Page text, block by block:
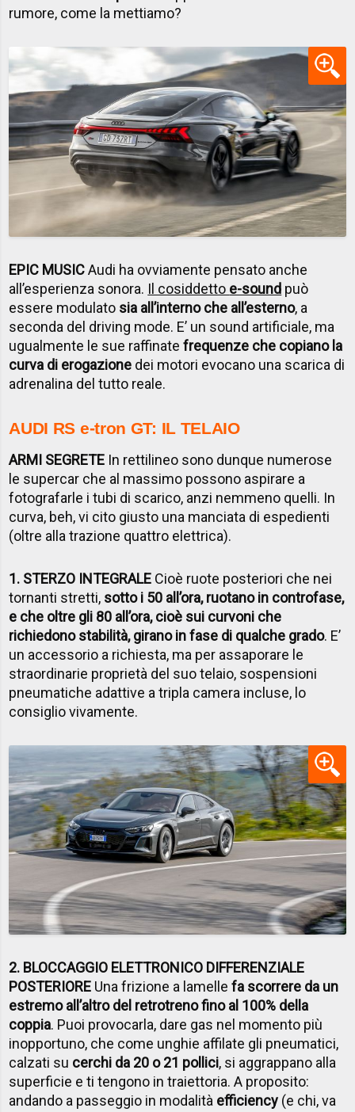
rumore, come la mettiamo?
EPIC MUSICAudi ha ovviamente pensato anche
all’esperienza sonora. Il cosiddetto e-sound può
essere modulato sia all’interno che all’esterno, a
seconda del driving mode. E’ un sound artificiale, ma
ugualmente le sue raffinatefrequenze che copiano la
curva di erogazione dei motori evocano una scarica di
adrenalina del tutto reale.
AUDI RS e-tron GT: IL TELAIO
ARMI SEGRETE In rettilineo sono dunque numerose
le supercar che al massimo possono aspirare a
fotografarle i tubi di scarico, anzi nemmeno quelli. In
curva, beh, vi cito giusto una manciata di espedienti
(oltre alla trazione quattro elettrica).
1. STERZO INTEGRALE Cioè ruote posteriori che nei
tornanti stretti, sotto i 50 all’ora, ruotano in controfase,
e che oltre gli 80 all’ora, cioè sui curvoni che
richiedono stabilità, girano in fase di qualche grado. E’
un accessorio a richiesta, ma per assaporare le
straordinarie proprietà del suo telaio, sospensioni
pneumatiche adattive a tripla camera incluse, lo
consiglio vivamente.
2. BLOCCAGGIO ELETTRONICO DIFFERENZIALE
POSTERIORE Una frizione a lamellefa scorrere da un
estremo all’altro del retrotreno fino al 100% della
coppia. Puoi provocarla, dare gas nel momento più
inopportuno, che come unghie affilate gli pneumatici,
calzati su cerchi da 20 o 21 pollici, si aggrappano alla
superficie e ti tengono in traiettoria. A proposito:
andando a passeggio in modalità efficiency (e chi, va